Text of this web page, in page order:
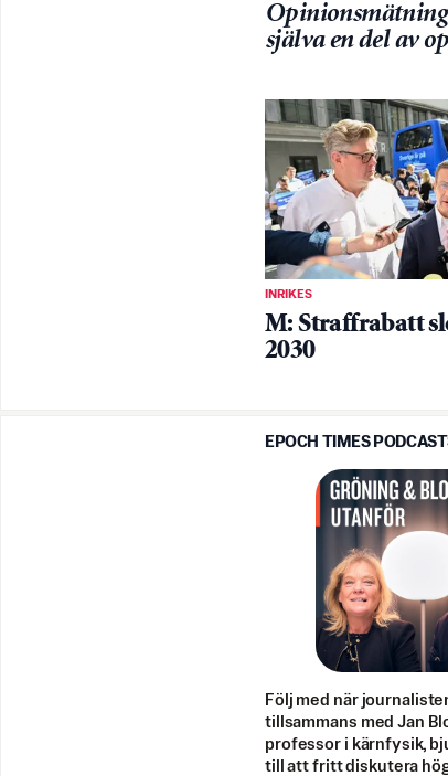
själva en del av
INRIKES
M: Straffrabatt
2030
EPOCH TIMES
Följ med när
tillsammans med Jan
professor i kärnfysik,
till att fritt diskutera